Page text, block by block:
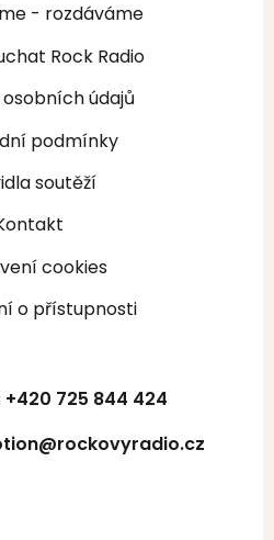
- rozdáváme
Rock Radio
údajů
podmínky
soutěží
cookies
o přístupnosti
+420 725 844 424